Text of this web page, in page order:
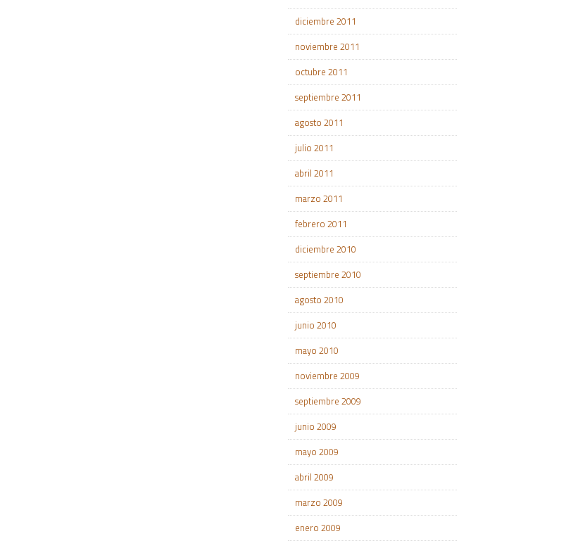
diciembre 2011
noviembre 2011
octubre 2011
septiembre 2011
agosto 2011
julio 2011
abril 2011
marzo 2011
febrero 2011
diciembre 2010
septiembre 2010
agosto 2010
junio 2010
mayo 2010
noviembre 2009
septiembre 2009
junio 2009
mayo 2009
abril 2009
marzo 2009
enero 2009